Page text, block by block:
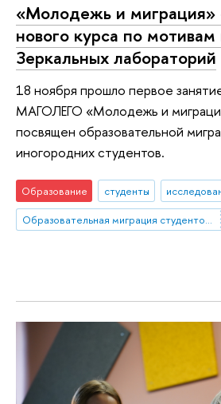
«Молодежь и миграция»
нового курса по мотивам
Зеркальных лабораторий
18 ноября прошло первое
МАГОЛЕГО «Молодежь и
посвящен образовательной
иногородних студентов.
Образование студенты
Образовательная миграция студентов из небольших городов и сел в мегаполисы. Социальное включение как способ повышения устойчивости: барьеры, стратегии, успешные практики